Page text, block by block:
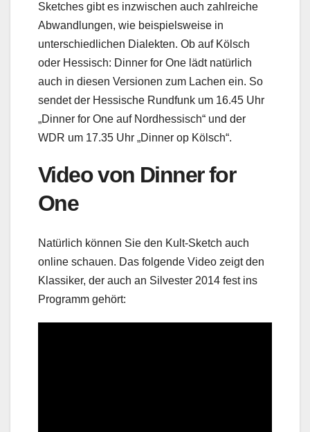
Sketches gibt es inzwischen auch zahlreiche
Abwandlungen, wie beispielsweise in
unterschiedlichen Dialekten. Ob auf Kölsch
oder Hessisch: Dinner for One lädt natürlich
auch in diesen Versionen zum Lachen ein. So
sendet der Hessische Rundfunk um 16.45 Uhr
„Dinner for One auf Nordhessisch“ und der
WDR um 17.35 Uhr „Dinner op Kölsch“.
Video von Dinner for
One
Natürlich können Sie den Kult-Sketch auch
online schauen. Das folgende Video zeigt den
Klassiker, der auch an Silvester 2014 fest ins
Programm gehört: